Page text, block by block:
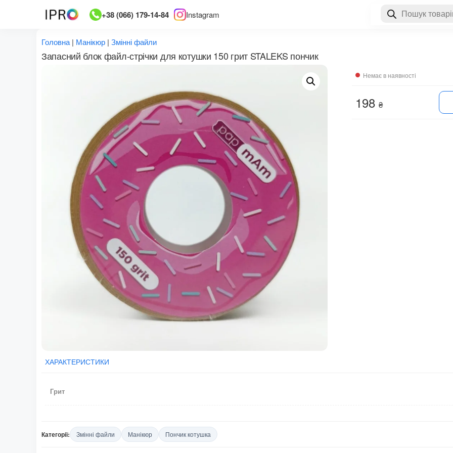
+38 (066) 179-14-84 Instagram
Пошук
товарів
Головна | Манікюр | Змінні файли
Запасний блок файл-стрічки для котушки 150 грит STALEKS пончик
Немає в наявності
198 ₴
ХАРАКТЕРИСТИКИ
Грит
Категорії: Змінні файли Манікюр Пончик котушка